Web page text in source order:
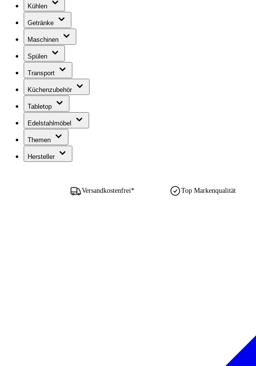
Kühlen
Getränke
Maschinen
Spülen
Transport
Küchenzubehör
Tabletop
Edelstahlmöbel
Themen
Hersteller
Versandkostenfrei* Top Markenqualität